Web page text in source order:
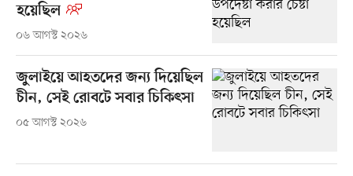
হয়েছিল
০৬ আগস্ট ২০২৬
জুলাইয়ে আহতদের জন্য দিয়েছিল
চীন, সেই রোবটে সবার চিকিৎসা
০৫ আগস্ট ২০২৬